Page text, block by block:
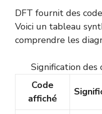
DFT fournit des
Voici un tableau
comprendre les
Signification
Code
affiché